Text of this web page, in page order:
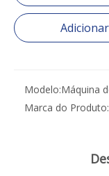
Modelo:Máquina
Marca do Produto: